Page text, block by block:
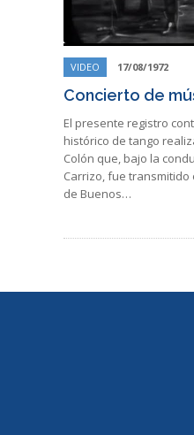
VIDEO 17/08/1972
Concierto de
El presente registro
histórico de tango
Colón que, bajo la
Carrizo, fue transmitido
de Buenos…